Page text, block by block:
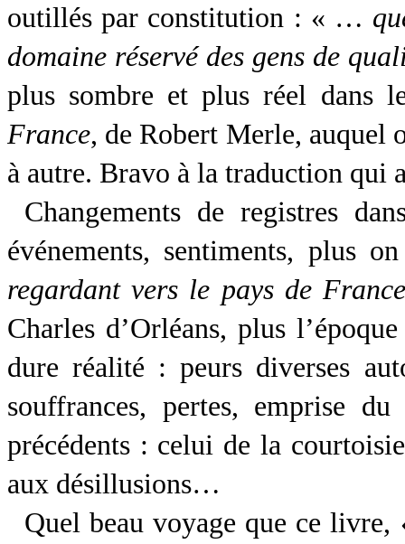
outillés par constitution : « …
domaine réservé des gens de
plus sombre et plus réel dans
France, de Robert Merle, auquel
à autre. Bravo à la traduction qui
Changements de registres
événements, sentiments, plus
regardant vers le pays de France
Charles d’Orléans, plus
dure réalité : peurs diverses
souffrances, pertes, emprise
précédents : celui de la
aux désillusions…
Quel beau voyage que ce